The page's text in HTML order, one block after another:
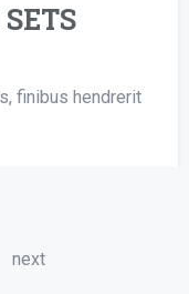
finibus hendrerit
next